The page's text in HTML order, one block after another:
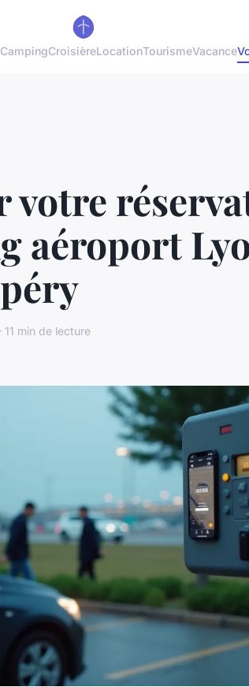
CampingCroisièreLocationTourismeVacance
votre
aéroport
min de lecture